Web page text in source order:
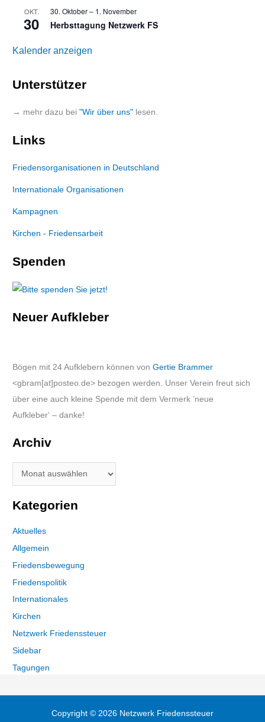
OKT.
30
30. Oktober– 1. November
Herbsttagung Netzwerk FS
Kalender anzeigen
Unterstützer
→ mehr dazu bei"Wir über uns" lesen.
Links
Friedensorganisationen in Deutschland
Internationale Organisationen
Kampagnen
Kirchen - Friedensarbeit
Spenden
Neuer Aufkleber
Bögen mit 24 Aufklebern können vonGertie Brammer
<gbram[at]posteo.de> bezogen werden. Unser Verein freut sich
über eine auch kleine Spende mit dem Vermerk ’neue
Aufkleber‘ – danke!
Archiv
Kategorien
Aktuelles
Allgemein
Friedensbewegung
Friedenspolitik
Internationales
Kirchen
Netzwerk Friedenssteuer
Sidebar
Tagungen
Copyright © 2026 Netzwerk Friedenssteuer